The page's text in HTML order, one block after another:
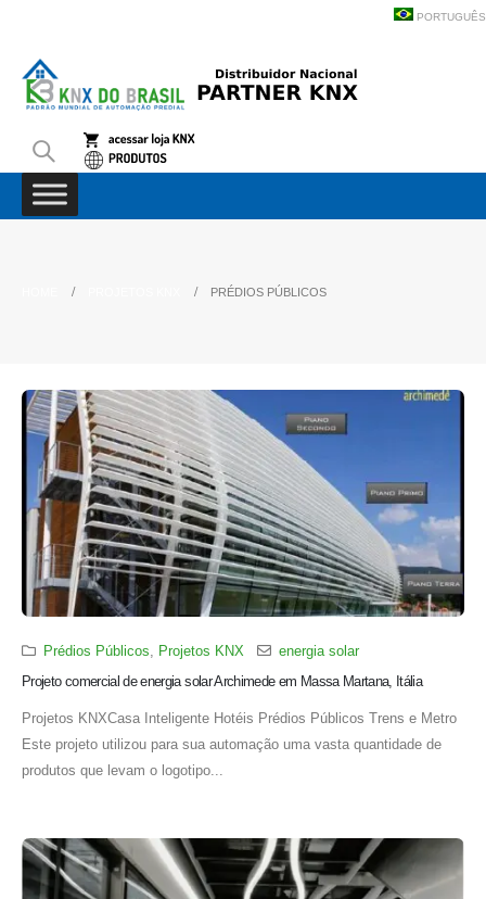
PORTUGUÊS
PRÉDIOS PÚBLICOS
Prédios Públicos, Projetos KNX
energia solar
Projeto comercial de energia solar Archimede em Massa Martana, Itália
Projetos KNXCasa Inteligente Hotéis Prédios Públicos Trens e Metro
Este projeto utilizou para sua automação uma vasta quantidade de
produtos que levam o logotipo...